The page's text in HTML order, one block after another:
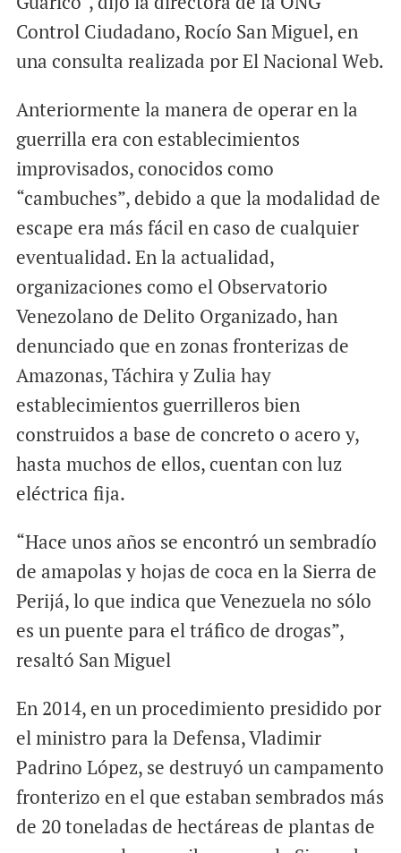
Control Ciudadano, Rocío San Miguel, en
una consulta realizada por El Nacional Web.
Anteriormente la manera de operar en la
guerrilla era con establecimientos
improvisados, conocidos como
“cambuches”, debido a que la modalidad de
escape era más fácil en caso de cualquier
eventualidad. En la actualidad,
organizaciones como el Observatorio
Venezolano de Delito Organizado, han
denunciado que en zonas fronterizas de
Amazonas, Táchira y Zulia hay
establecimientos guerrilleros bien
construidos a base de concreto o acero y,
hasta muchos de ellos, cuentan con luz
eléctrica fija.
“Hace unos años se encontró un sembradío
de amapolas y hojas de coca en la Sierra de
Perijá, lo que indica que Venezuela no sólo
es un puente para el tráfico de drogas”,
resaltó San Miguel
En 2014, en un procedimiento presidido por
el ministro para la Defensa, Vladimir
Padrino López, se destruyó un campamento
fronterizo en el que estaban sembrados más
de 20 toneladas de hectáreas de plantas de